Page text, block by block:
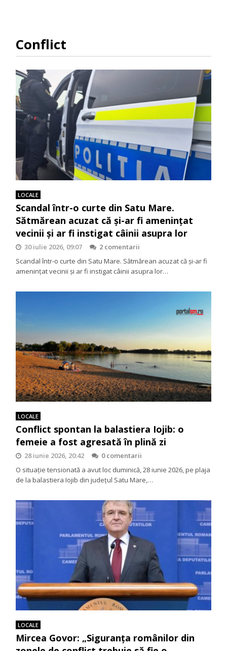
Conflict
LOCALE
Scandal într-o curte din Satu Mare.
Sătmărean acuzat că și-ar fi amenințat
vecinii și ar fi instigat câinii asupra lor
30 iulie 2026, 09:07
2 comentarii
Scandal într-o curte din Satu Mare. Sătmărean acuzat că și-ar fi
amenințat vecinii și ar fi instigat câinii asupra lor…
LOCALE
Conflict spontan la balastiera Iojib: o
femeie a fost agresată în plină zi
28 iunie 2026, 20:42
0 comentarii
O situație tensionată a avut loc duminică, 28 iunie 2026, pe plaja
de la balastiera Iojib din județul Satu Mare,…
LOCALE
Mircea Govor: „Siguranța românilor din